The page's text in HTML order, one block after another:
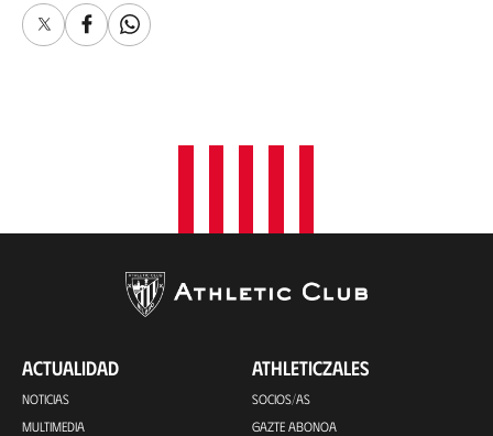
X FacebookWhatsapp
ACTUALIDAD
NOTICIAS
MULTIMEDIA
ATHLETICZALES
SOCIOS/AS
GAZTE ABONOA